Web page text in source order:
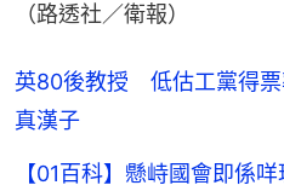
（路透社／衛報）
英80後教授 低估工黨得
真漢子
【01百科】懸峙國會即係